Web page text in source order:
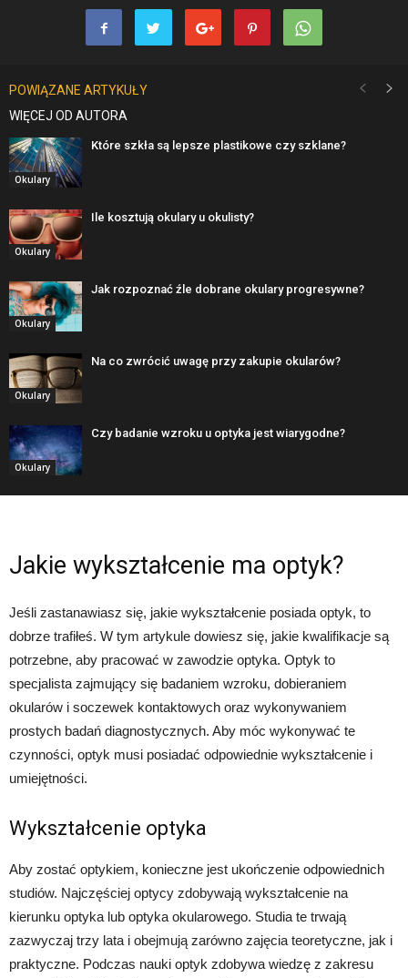
POWIĄZANE ARTYKUŁY
WIĘCEJ OD AUTORA
Okulary
Które szkła są lepsze plastikowe czy szklane?
Okulary
Ile kosztują okulary u okulisty?
Okulary
Jak rozpoznać źle dobrane okulary progresywne?
Okulary
Na co zwrócić uwagę przy zakupie okularów?
Okulary
Czy badanie wzroku u optyka jest wiarygodne?
Jakie wykształcenie ma optyk?
Jeśli zastanawiasz się, jakie wykształcenie posiada optyk, to
dobrze trafiłeś. W tym artykule dowiesz się, jakie kwalifikacje są
potrzebne, aby pracować w zawodzie optyka. Optyk to
specjalista zajmujący się badaniem wzroku, dobieraniem
okularów i soczewek kontaktowych oraz wykonywaniem
prostych badań diagnostycznych. Aby móc wykonywać te
czynności, optyk musi posiadać odpowiednie wykształcenie i
umiejętności.
Wykształcenie optyka
Aby zostać optykiem, konieczne jest ukończenie odpowiednich
studiów. Najczęściej optycy zdobywają wykształcenie na
kierunku optyka lub optyka okularowego. Studia te trwają
zazwyczaj trzy lata i obejmują zarówno zajęcia teoretyczne, jak i
praktyczne. Podczas nauki optyk zdobywa wiedzę z zakresu